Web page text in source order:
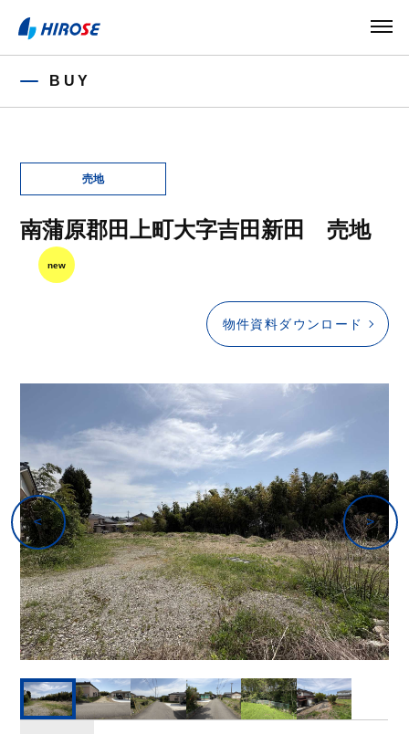
BUY
南蒲原郡田上町大字吉田新田 売地
new
物件資料ダウンロード